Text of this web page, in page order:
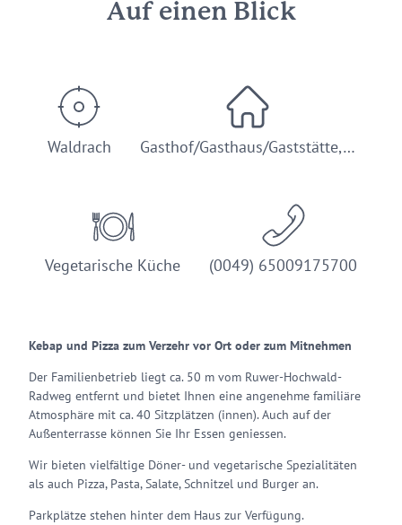
Auf einen Blick
Waldrach Gasthof/Gasthaus/Gaststätte,…
Vegetarische Küche (0049) 65009175700
Kebap und Pizza zum Verzehr vor Ort oder zum Mitnehmen
Der Familienbetrieb liegt ca. 50 m vom Ruwer-Hochwald-
Radweg entfernt und bietet Ihnen eine angenehme familiäre
Atmosphäre mit ca. 40 Sitzplätzen (innen). Auch auf der
Außenterrasse können Sie Ihr Essen geniessen.
Wir bieten vielfältige Döner- und vegetarische Spezialitäten
als auch Pizza, Pasta, Salate, Schnitzel und Burger an.
Parkplätze stehen hinter dem Haus zur Verfügung.